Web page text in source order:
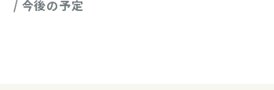
/ 今後の予定